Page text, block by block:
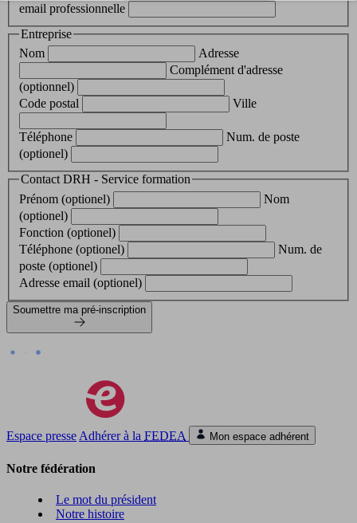
email professionnelle
Entreprise
Nom
Adresse
Complément d'adresse
(optionnel)
Code postal
Ville
Téléphone
Num. de poste
(optionel)
Contact DRH - Service formation
Prénom (optionel)
Nom
(optionel)
Fonction (optionel)
Téléphone (optionel)
Num. de
poste (optionel)
Adresse email (optionel)
Soumettre ma pré-inscription
Espace presse Adhérer à la FEDEA Mon espace adhérent
Notre fédération
Le mot du président
Notre histoire